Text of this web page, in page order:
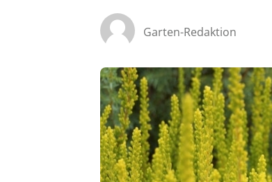
Garten-Redaktion